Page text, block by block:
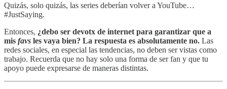
Quizás, solo quizás, las series deberían volver a YouTube…
#JustSaying.
Entonces, ¿debo ser devotx de internet para garantizar que a
mis favs les vaya bien? La respuesta es absolutamente no. Las
redes sociales, en especial las tendencias, no deben ser vistas como
trabajo. Recuerda que no hay solo una forma de ser fan y que tu
apoyo puede expresarse de maneras distintas.